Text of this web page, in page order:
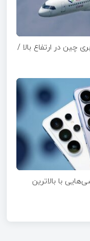
چین در ارتفاع بالا /
گوشی‌هایی با بالاترین